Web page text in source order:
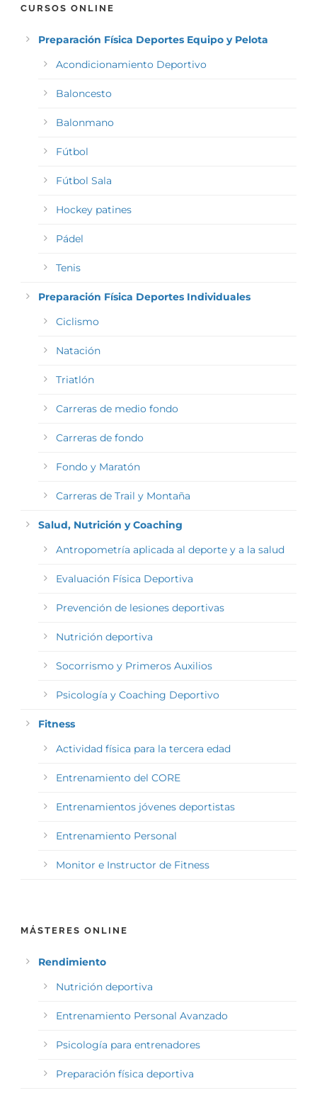
CURSOS ONLINE
Preparación Física Deportes Equipo y Pelota
Acondicionamiento Deportivo
Baloncesto
Balonmano
Fútbol
Fútbol Sala
Hockey patines
Pádel
Tenis
Preparación Física Deportes Individuales
Ciclismo
Natación
Triatlón
Carreras de medio fondo
Carreras de fondo
Fondo y Maratón
Carreras de Trail y Montaña
Salud, Nutrición y Coaching
Antropometría aplicada al deporte y a la salud
Evaluación Física Deportiva
Prevención de lesiones deportivas
Nutrición deportiva
Socorrismo y Primeros Auxilios
Psicología y Coaching Deportivo
Fitness
Actividad física para la tercera edad
Entrenamiento del CORE
Entrenamientos jóvenes deportistas
Entrenamiento Personal
Monitor e Instructor de Fitness
MÁSTERES ONLINE
Rendimiento
Nutrición deportiva
Entrenamiento Personal Avanzado
Psicología para entrenadores
Preparación física deportiva